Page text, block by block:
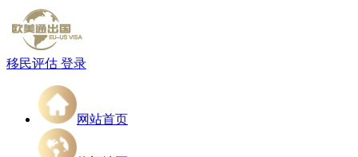
移民评估 登录
网站首页